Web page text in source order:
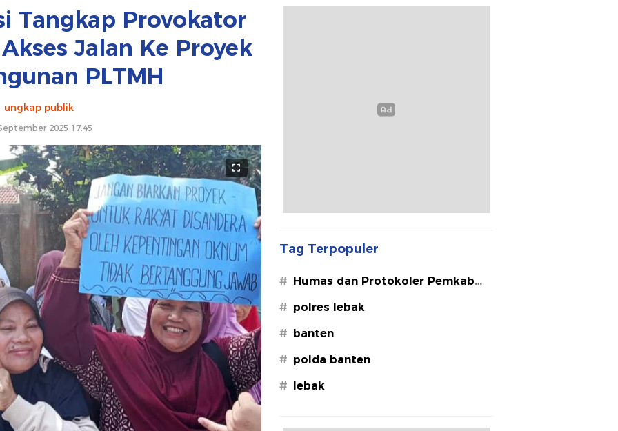
Tangkap Provokator
Jalan Ke Proyek
PLTMH
ungkap publik
2025 17:45
Tag Terpopuler
# Humas dan Protokoler Pemkab
# polres lebak
# banten
# polda banten
# lebak